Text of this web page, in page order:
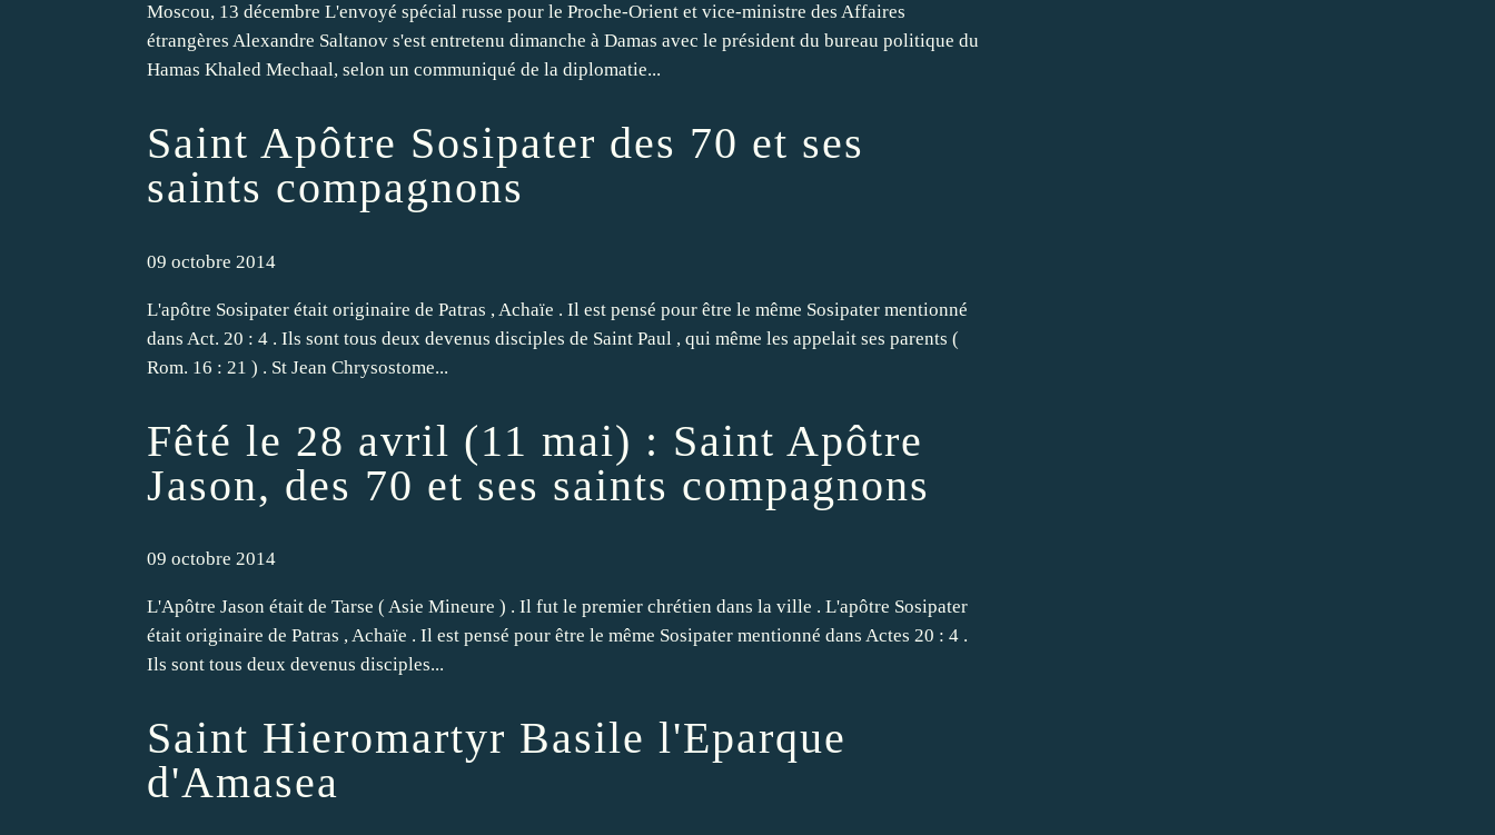
Moscou, 13 décembre L'envoyé spécial russe pour le Proche-Orient et vice-ministre des Affaires
étrangères Alexandre Saltanov s'est entretenu dimanche à Damas avec le président du bureau politique du
Hamas Khaled Mechaal, selon un communiqué de la diplomatie...
Saint Apôtre Sosipater des 70 et ses
saints compagnons
09 octobre 2014
L'apôtre Sosipater était originaire de Patras , Achaïe . Il est pensé pour être le même Sosipater mentionné
dans Act. 20 : 4 . Ils sont tous deux devenus disciples de Saint Paul , qui même les appelait ses parents (
Rom. 16 : 21 ) . St Jean Chrysostome...
Fêté le 28 avril (11 mai) : Saint Apôtre
Jason, des 70 et ses saints compagnons
09 octobre 2014
L'Apôtre Jason était de Tarse ( Asie Mineure ) . Il fut le premier chrétien dans la ville . L'apôtre Sosipater
était originaire de Patras , Achaïe . Il est pensé pour être le même Sosipater mentionné dans Actes 20 : 4 .
Ils sont tous deux devenus disciples...
Saint Hieromartyr Basile l'Eparque
d'Amasea